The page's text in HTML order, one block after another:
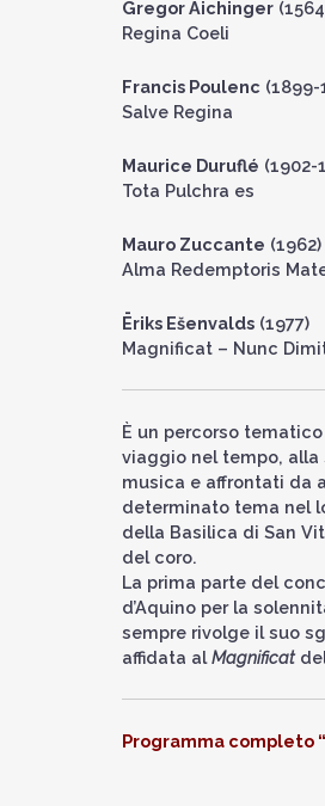
Gregor Aichinger
Regina Coeli
Francis Poulenc (1899-
Salve Regina
Maurice Duruflé (1902-
Tota Pulchra es
Mauro Zuccante (1962)
Alma Redemptoris
Ēriks Ešenvalds (1977)
Magnificat – Nunc
È un percorso
viaggio nel tempo,
musica e affrontati da
determinato tema nel
della Basilica di San
del coro.
La prima parte del
d’Aquino per la
sempre rivolge il suo
affidata alMagnificatdel
Programma completo